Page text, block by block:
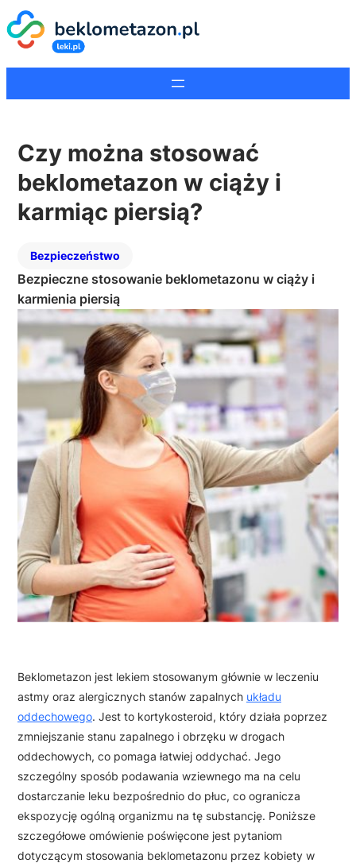
Czy można stosować
beklometazon w ciąży i
karmiąc piersią?
Bezpieczeństwo
Bezpieczne stosowanie beklometazonu w ciąży i
karmienia piersią
Beklometazon jest lekiem stosowanym głównie w leczeniu
astmy oraz alergicznych stanów zapalnych układu
oddechowego. Jest to kortykosteroid, który działa poprzez
zmniejszanie stanu zapalnego i obrzęku w drogach
oddechowych, co pomaga łatwiej oddychać. Jego
szczególny sposób podawania wziewnego ma na celu
dostarczanie leku bezpośrednio do płuc, co ogranicza
ekspozycję ogólną organizmu na tę substancję. Poniższe
szczegółowe omówienie poświęcone jest pytaniom
dotyczącym stosowania beklometazonu przez kobiety w